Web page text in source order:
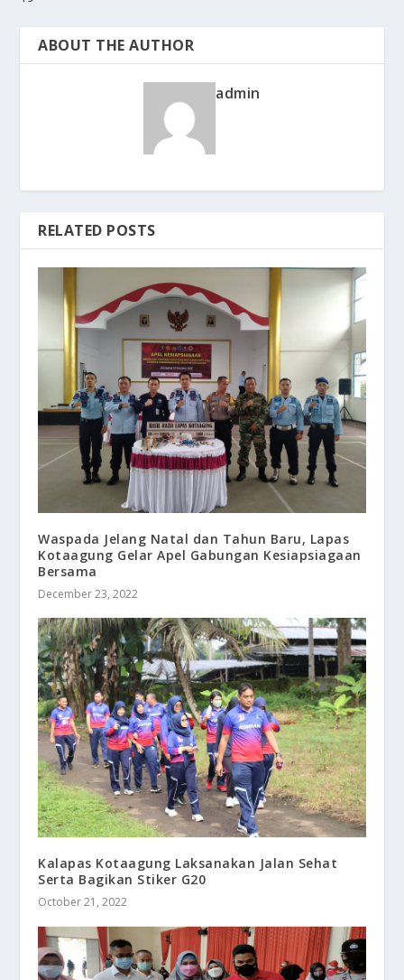
ABOUT THE AUTHOR
admin
RELATED POSTS
Waspada Jelang Natal dan Tahun Baru, Lapas
Kotaagung Gelar Apel Gabungan Kesiapsiagaan
Bersama
December 23, 2022
Kalapas Kotaagung Laksanakan Jalan Sehat
Serta Bagikan Stiker G20
October 21, 2022